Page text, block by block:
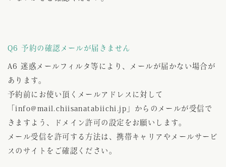
Q6 予約の確認メールが届きません
A6 迷惑メールフィルタ等により、メールが届かない場合が
あります。
予約前にお使い頂くメールアドレスに対して
「info@mail.chiisanatabiichi.jp」からのメールが受信で
きますよう、ドメイン許可の設定をお願いします。
メール受信を許可する方法は、携帯キャリアやメールサービ
スのサイトをご確認ください。